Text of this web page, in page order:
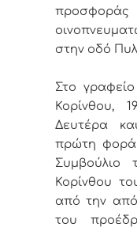
στην οδό
Στο
Κορίνθου,
Δευτέρα
πρώτη φορά
Συμβούλιο
Κορίνθου
από την από
του